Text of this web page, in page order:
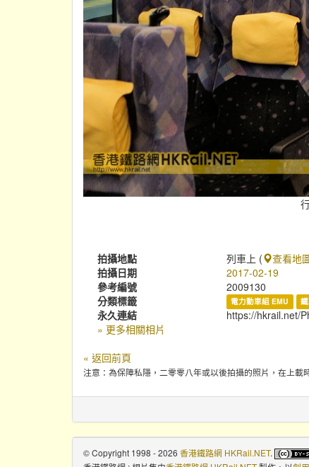
拍攝地點 列車上 ( 查看地
拍攝日期
2017-02-19
參考編號
2009130
分類標籤
電力動車組 EMU
永久連結
https://hkrail.net/
» 更多相關相片
« 返回前頁
注意：為保障私隱，二零零八年或以後拍攝的照片，在上載
© Copyright 1998 - 2026 香港鐵路網 HKRail.NET.